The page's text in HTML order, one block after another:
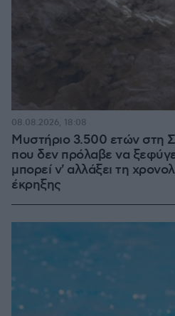
Μυστήριο 3.500 ετών στη
που δεν πρόλαβε να
μπορεί ν' αλλάξει τη
έκρηξης
08.08.2026, 18:08